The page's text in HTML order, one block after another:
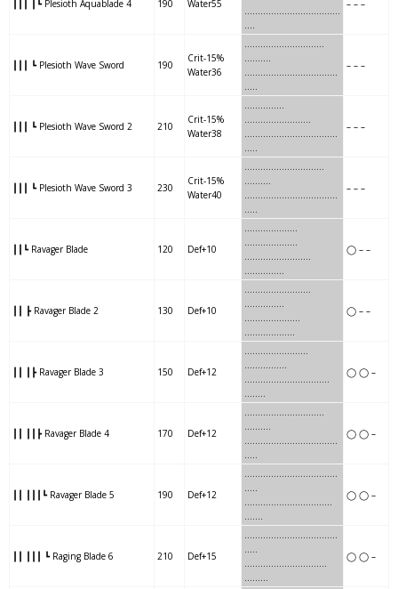
┃┃┃ ┃┗ Plesioth Aquablade 4 190 Water55
……….………………….….
….
– – –
┃┃┃ ┗ Plesioth Wave Sword 190
Crit-15%
Water36
….….………………….
……….
….….……………………...
…..
– – –
┃┃┃ ┗ Plesioth Wave Sword 2 210
Crit-15%
Water38
……….…..
…………………….
……….…..…………….….
…..
– – –
┃┃┃ ┗ Plesioth Wave Sword 3 230
Crit-15%
Water40
……....………………..
……….
……....………………..…..
…..
– – –
┃┃┗ Ravager Blade 120 Def+10
….…………....
………………..
….…………..…….
……………
◯ – –
┃┃ ┣ Ravager Blade 2 130 Def+10
…..…………….….
……………
…..…………….
……………….
◯ – –
┃┃ ┃┣ Ravager Blade 3 150 Def+12
…………….……..
…………….
…………….……..……..
……..
◯ ◯ –
┃┃ ┃┃┣ Ravager Blade 4 170 Def+12
………..………..……..
……….
………..………..………….
…..
◯ ◯ –
┃┃ ┃┃┃┗ Ravager Blade 5 190 Def+12
……..….………..………...
…..
……..….………..……….
…….
◯ ◯ –
┃┃ ┃┃┃ ┗ Raging Blade 6 210 Def+15
…..…………….……….….
…..
…..…………….……….
……...
◯ ◯ –